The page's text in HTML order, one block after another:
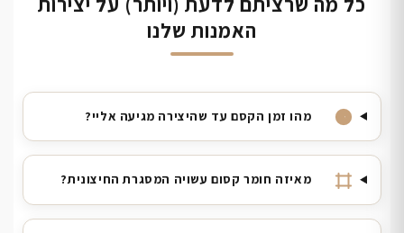
האמנות שלנו
מהו זמן הקסם עד שהיצירה מגיעה אליי?
מאיזה חומר קסום עשויה המסגרת החיצונית?